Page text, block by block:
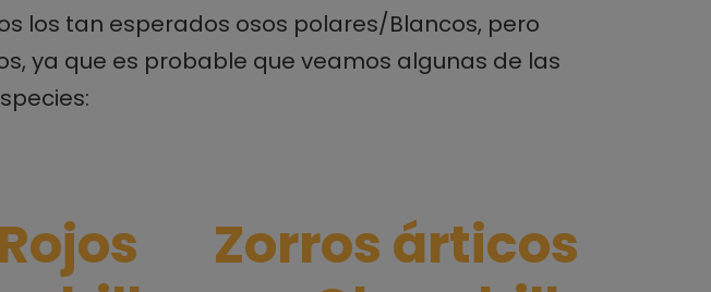
los tan esperados osos polares/Blancos, pero
ya que es probable que veamos algunas de las
Zorros árticos